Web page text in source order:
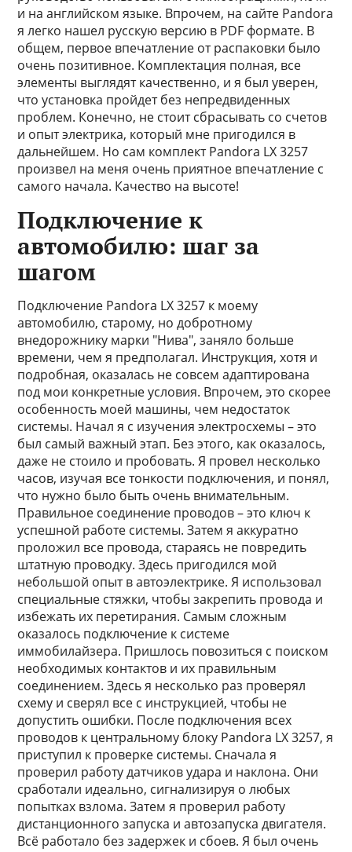
и на английском языке. Впрочем, на сайте Pandora
я легко нашел русскую версию в PDF формате. В
общем, первое впечатление от распаковки было
очень позитивное. Комплектация полная, все
элементы выглядят качественно, и я был уверен,
что установка пройдет без непредвиденных
проблем. Конечно, не стоит сбрасывать со счетов
и опыт электрика, который мне пригодился в
дальнейшем. Но сам комплект Pandora LX 3257
произвел на меня очень приятное впечатление с
самого начала. Качество на высоте!
Подключение к
автомобилю: шаг за
шагом
Подключение Pandora LX 3257 к моему
автомобилю, старому, но добротному
внедорожнику марки "Нива", заняло больше
времени, чем я предполагал. Инструкция, хотя и
подробная, оказалась не совсем адаптирована
под мои конкретные условия. Впрочем, это скорее
особенность моей машины, чем недостаток
системы. Начал я с изучения электросхемы – это
был самый важный этап. Без этого, как оказалось,
даже не стоило и пробовать. Я провел несколько
часов, изучая все тонкости подключения, и понял,
что нужно было быть очень внимательным.
Правильное соединение проводов – это ключ к
успешной работе системы. Затем я аккуратно
проложил все провода, стараясь не повредить
штатную проводку. Здесь пригодился мой
небольшой опыт в автоэлектрике. Я использовал
специальные стяжки, чтобы закрепить провода и
избежать их перетирания. Самым сложным
оказалось подключение к системе
иммобилайзера. Пришлось повозиться с поиском
необходимых контактов и их правильным
соединением. Здесь я несколько раз проверял
схему и сверял все с инструкцией, чтобы не
допустить ошибки. После подключения всех
проводов к центральному блоку Pandora LX 3257, я
приступил к проверке системы. Сначала я
проверил работу датчиков удара и наклона. Они
сработали идеально, сигнализируя о любых
попытках взлома. Затем я проверил работу
дистанционного запуска и автозапуска двигателя.
Всё работало без задержек и сбоев. Я был очень